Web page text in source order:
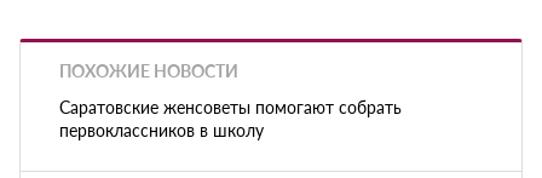
ПОХОЖИЕ НОВОСТИ
Саратовские женсоветы помогают собрать
первоклассников в школу